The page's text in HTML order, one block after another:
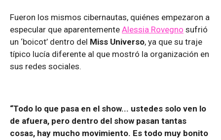
Fueron los mismos cibernautas, quiénes empezaron a
especular que aparentemente Alessia Rovegno sufrió
un ‘boicot’ dentro del Miss Universo, ya que su traje
típico lucía diferente al que mostró la organización en
sus redes sociales.
“Todo lo que pasa en el show... ustedes solo ven lo
de afuera, pero dentro del show pasan tantas
cosas, hay mucho movimiento. Es todo muy bonito